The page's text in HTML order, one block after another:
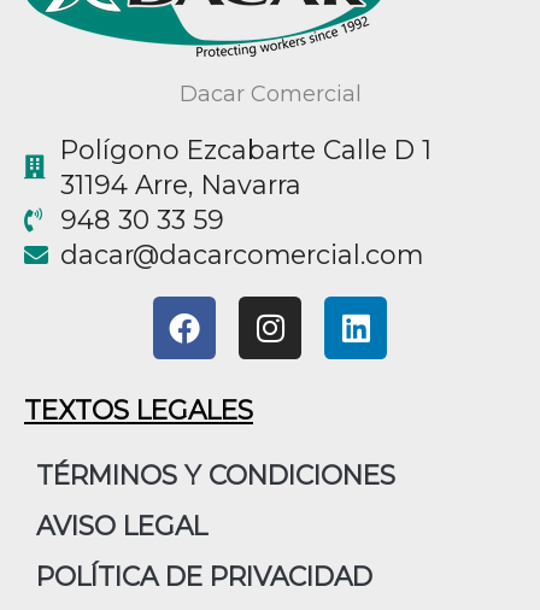
Dacar Comercial
Polígono Ezcabarte Calle D 1
31194 Arre, Navarra
948 30 33 59
moc.laicremocracad
@racad
F
a
e
b
o
k
I
n
g
m
L
i
d
TEXTOS LEGALES
TÉRMINOS Y CONDICIONES
AVISO LEGAL
POLÍTICA DE PRIVACIDAD